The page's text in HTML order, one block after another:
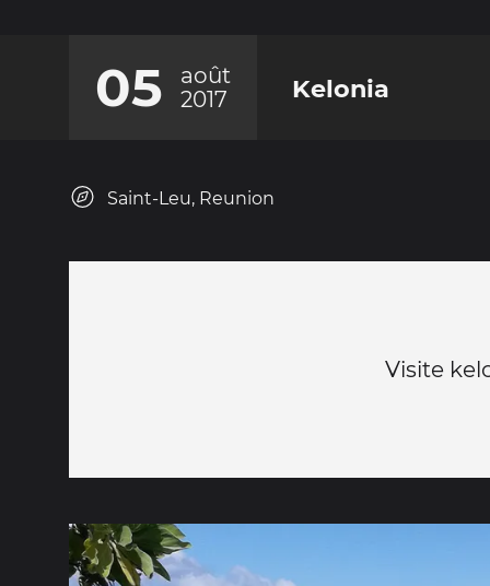
05
août
2017
Kelonia
Saint-Leu, Reunion
Visite